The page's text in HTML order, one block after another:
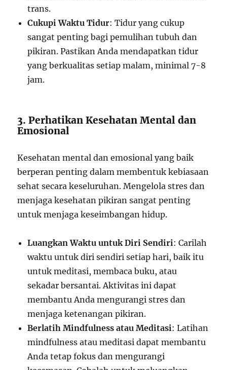
trans.
Cukupi Waktu Tidur: Tidur yang cukup
sangat penting bagi pemulihan tubuh dan
pikiran. Pastikan Anda mendapatkan tidur
yang berkualitas setiap malam, minimal 7-8
jam.
3. Perhatikan Kesehatan Mental dan
Emosional
Kesehatan mental dan emosional yang baik
berperan penting dalam membentuk kebiasaan
sehat secara keseluruhan. Mengelola stres dan
menjaga kesehatan pikiran sangat penting
untuk menjaga keseimbangan hidup.
Luangkan Waktu untuk Diri Sendiri: Carilah
waktu untuk diri sendiri setiap hari, baik itu
untuk meditasi, membaca buku, atau
sekadar bersantai. Aktivitas ini dapat
membantu Anda mengurangi stres dan
menjaga ketenangan pikiran.
Berlatih Mindfulness atau Meditasi: Latihan
mindfulness atau meditasi dapat membantu
Anda tetap fokus dan mengurangi